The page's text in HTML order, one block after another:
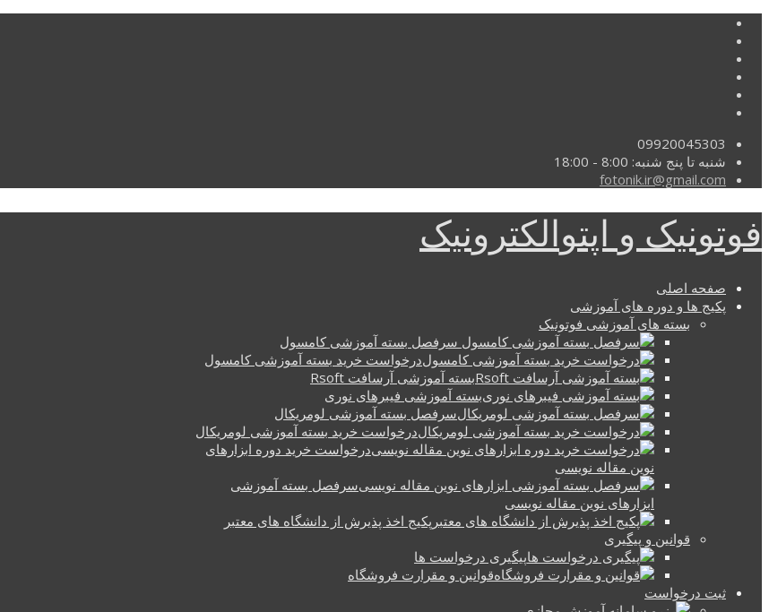
09920045303
شنبه تا پنج شنبه: 8:00 - 18:00
fotonik.ir@gmail.com
فوتونیک و اپتوالکترونیک
صفحه اصلی
پکیج ها و دوره های آموزشی
بسته های آموزشی فوتونیک
سرفصل بسته آموزشی کامسول
درخواست خرید بسته آموزشی کامسول
بسته آموزشی آرسافت Rsoft
بسته آموزشی فیبرهای نوری
سرفصل بسته آموزشی لومریکال
درخواست خرید بسته آموزشی لومریکال
درخواست خرید دوره ابزارهای
نوین مقاله نویسی
سرفصل بسته آموزشی
ابزارهای نوین مقاله نویسی
پکیج اخذ پذیرش از دانشگاه های معتبر
قوانین و پیگیری
پیگیری درخواست ها
قوانین و مقرارت فروشگاه
ثبت درخواست